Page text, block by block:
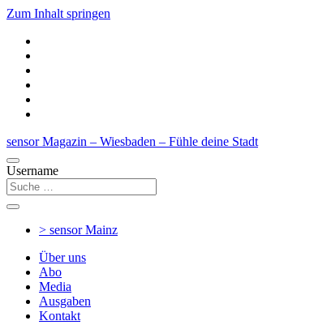
Zum Inhalt springen
sensor Magazin – Wiesbaden – Fühle deine Stadt
Username
> sensorMainz
Über uns
Abo
Media
Ausgaben
Kontakt